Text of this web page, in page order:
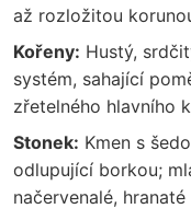
až rozložitou
Kořeny: Hustý,
systém, sahající
zřetelného hlavního
Stonek: Kmen s
odlupující borkou;
načervenalé,